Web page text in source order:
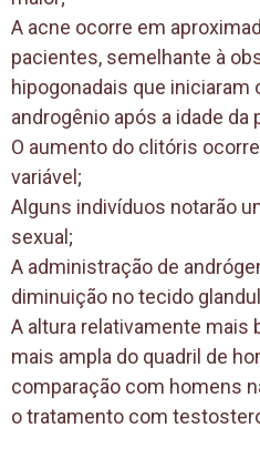
A acne ocorre em
pacientes, semelhante à
hipogonadais que iniciaram
androgênio após a idade da
O aumento do clitóris
variável;
Alguns indivíduos notarão
sexual;
A administração de
diminuição no tecido
A altura relativamente mais
mais ampla do quadril de
comparação com homens
o tratamento com